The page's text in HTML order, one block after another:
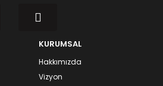
KURUMSAL
Hakkımızda
Vizyon